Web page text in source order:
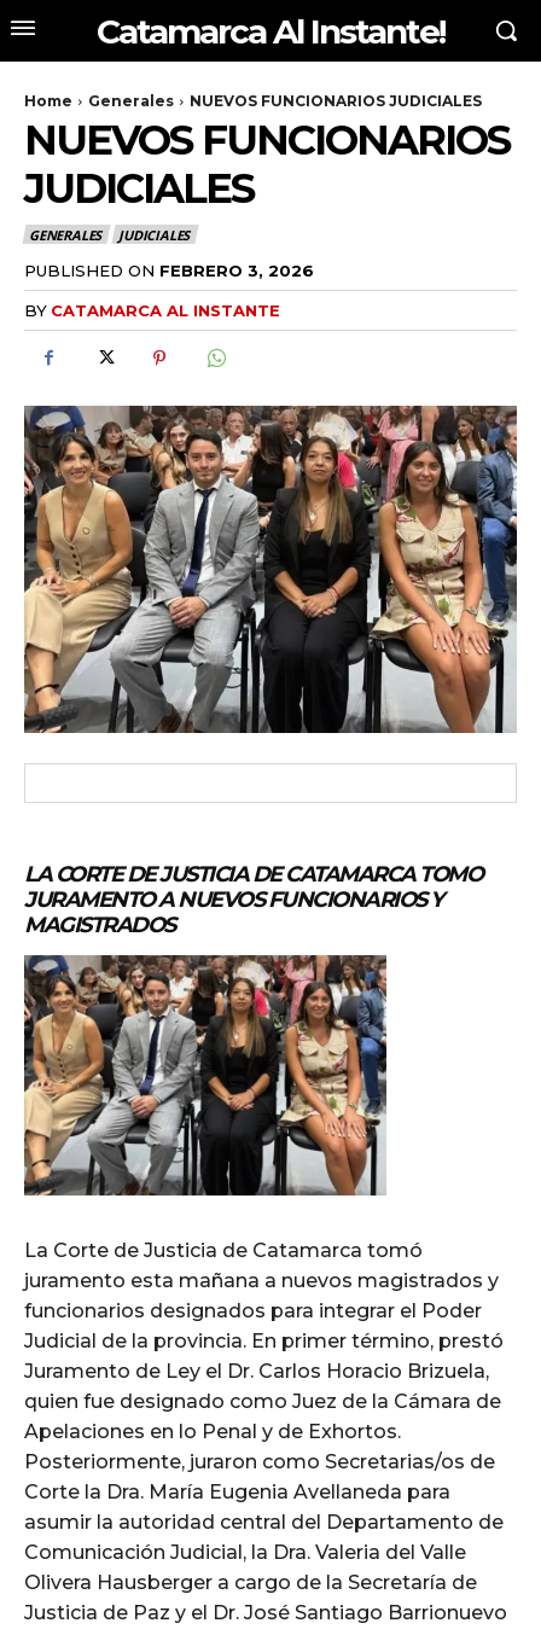
Catamarca Al Instante!
Home Generales NUEVOS FUNCIONARIOS JUDICIALES
NUEVOS FUNCIONARIOS
JUDICIALES
GENERALES JUDICIALES
PUBLISHED ON FEBRERO 3, 2026
BY CATAMARCA AL INSTANTE
LA CORTE DE JUSTICIA DE CATAMARCA TOMO
JURAMENTO A NUEVOS FUNCIONARIOS Y
MAGISTRADOS
La Corte de Justicia de Catamarca tomó
juramento esta mañana a nuevos magistrados y
funcionarios designados para integrar el Poder
Judicial de la provincia. En primer término, prestó
Juramento de Ley el Dr. Carlos Horacio Brizuela,
quien fue designado como Juez de la Cámara de
Apelaciones en lo Penal y de Exhortos.
Posteriormente, juraron como Secretarias/os de
Corte la Dra. María Eugenia Avellaneda para
asumir la autoridad central del Departamento de
Comunicación Judicial, la Dra. Valeria del Valle
Olivera Hausberger a cargo de la Secretaría de
Justicia de Paz y el Dr. José Santiago Barrionuevo